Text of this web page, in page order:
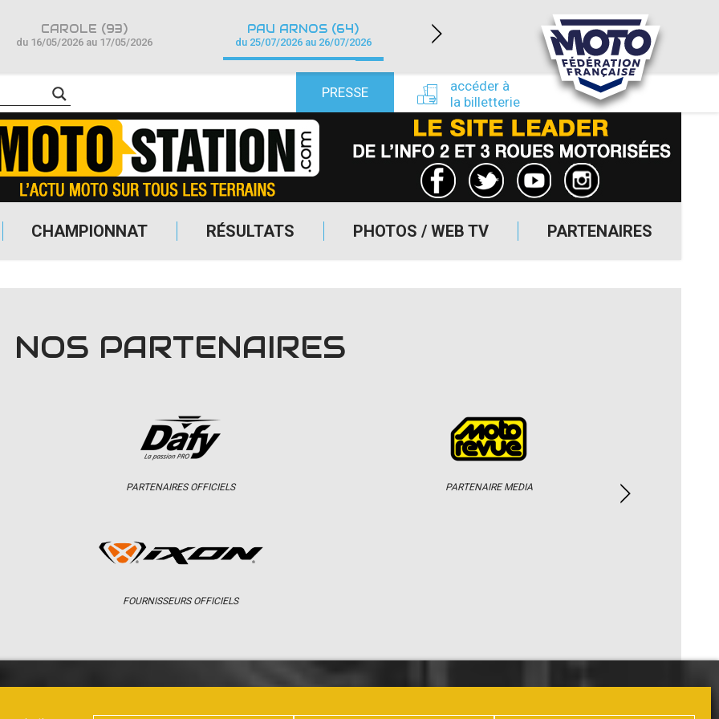
CHAMPIONNAT RÉSULTATS PHOTOS / WEB TV PARTENAIRES
PRESSE
accéder à
la billetterie
CAROLE (93)
du 16/05/2026 au 17/05/2026
PAU ARNOS (64)
du 25/07/2026 au 26/07/2026
LÉDENON (30)
du 22/08/2026 au 23/08/2026
NOS PARTENAIRES
PARTENAIRES OFFICIELS
FOURNISSEURS OFFICIELS
PARTENAIRE MEDIA
CHAMPIONNAT RÉSULTATS PHOTOS / WEB TV PARTENAIRES